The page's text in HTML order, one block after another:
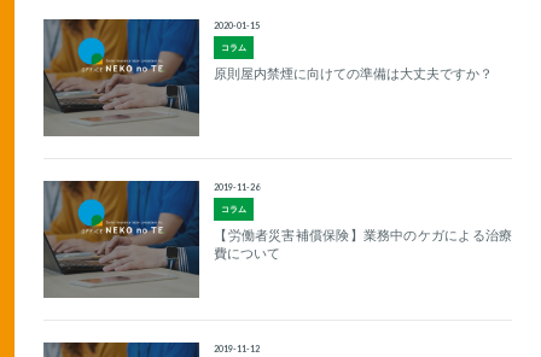
コラム
2020-01-15
原則屋内禁煙に向けての準備は大丈夫ですか？
コラム
2019-11-26
【労働者災害補償保険】業務中のケガによる治療
費について
2019-11-12